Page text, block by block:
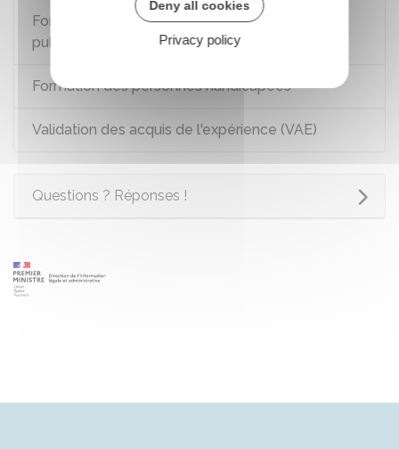
Formation professionnelle dans la fonction
publique
Formation des personnes handicapées
Validation des acquis de l'expérience (VAE)
Questions ? Réponses !
Deny all cookies
Privacy policy